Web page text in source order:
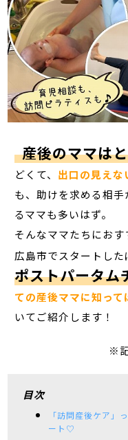
産後のママは
どくて、 出口の見えな
も、助けを求める相
るママも多いはず。
そんなママたちにお
広島市でスタートし
ポストパータム
ての産後ママに知って
いてご紹介します！
※
目次
「訪問産後ケア」
ート♡